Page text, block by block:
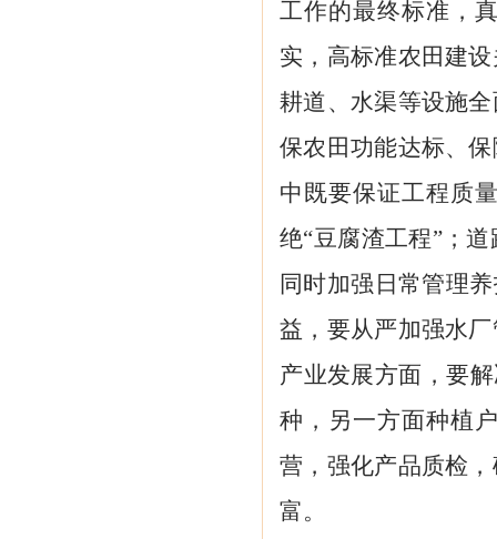
工作的最终标准，
实，高标准农田建
耕道、水渠等设施
保农田功能达标、
中既要保证工程质
绝“豆腐渣工程”；
同时加强日常管理
益，要从严加强水
产业发展方面，要
种，另一方面种植
营，强化产品质检
富。